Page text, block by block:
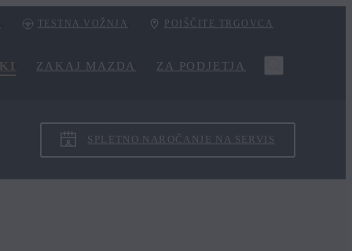
TESTNA VOŽNJA POIŠČITE TRGOVCA
ZAKAJ MAZDA ZA PODJETJA
SPLETNO NAROČANJE NA SERVIS